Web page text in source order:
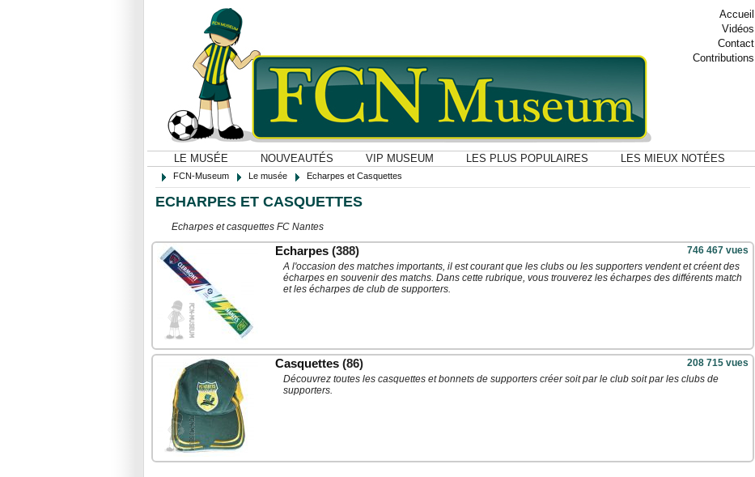
Accueil
Vidéos
Contact
Contributions
LE MUSÉE NOUVEAUTÉS VIP MUSEUM LES PLUS POPULAIRES LES MIEUX NOTÉES
FCN-Museum Le musée Echarpes et Casquettes
ECHARPES ET CASQUETTES
Echarpes et casquettes FC Nantes
Echarpes (388) 746 467 vues
A l'occasion des matches importants, il est courant que les clubs ou les supporters vendent et créent des
écharpes en souvenir des matchs. Dans cette rubrique, vous trouverez les écharpes des différents match
et les écharpes de club de supporters.
Casquettes (86) 208 715 vues
Découvrez toutes les casquettes et bonnets de supporters créer soit par le club soit par les clubs de
supporters.